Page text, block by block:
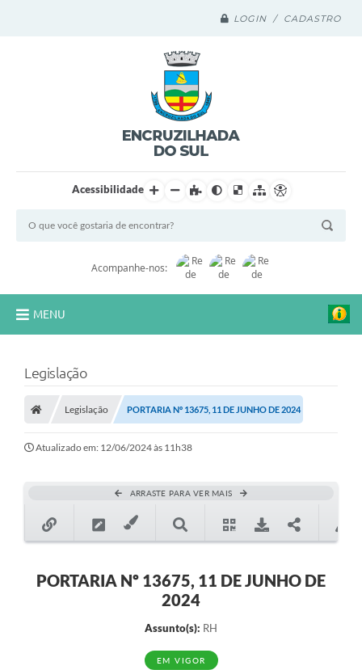
LOGIN / CADASTRO
Acessibilidade
Acompanhe-nos:
MENU
A Prefeitura
Município
Turismo
Transparência
1DOC
PARCEIROS
Legislação
Legislação PORTARIA Nº 13675, 11 DE JUNHO DE 2024
Atualizado em: 12/06/2024 às 11h38
ARRASTE PARA VER MAIS
PORTARIA Nº 13675, 11 DE JUNHO DE
2024
Assunto(s): RH
EM VIGOR